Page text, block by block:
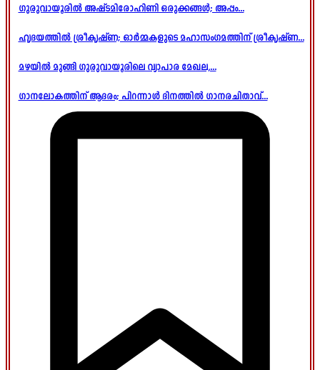
ഗുരുവായൂരിൽ അഷ്ടമിരോഹിണി ഒരുക്കങ്ങൾ; അപ്പം...
ഹൃദയത്തിൽ ശ്രീകൃഷ്ണ; ഓർമ്മകളുടെ മഹാസംഗമത്തിന് ശ്രീകൃഷ്ണ...
മഴയിൽ മുങ്ങി ഗുരുവായൂരിലെ വ്യാപാര മേഖല,...
ഗാനലോകത്തിന് ആദരം; പിറന്നാൾ ദിനത്തിൽ ഗാനരചിതാവ്...